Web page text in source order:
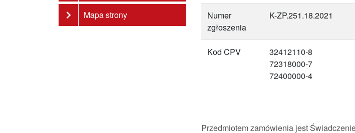
Mapa strony
Numer
zgłoszenia
K-ZP.251.18.2021
Kod CPV
32412110-8
72318000-7
72400000-4
Przedmiotem zamówienia jest